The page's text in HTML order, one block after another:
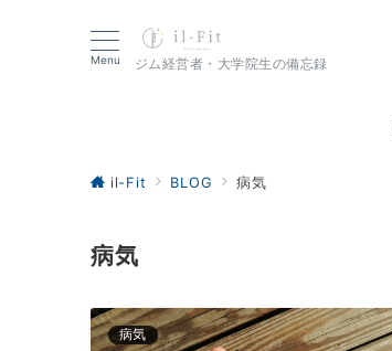
Menu ジム経営者・大学院生の備忘録
il-Fit BLOG 病気
病気
病気